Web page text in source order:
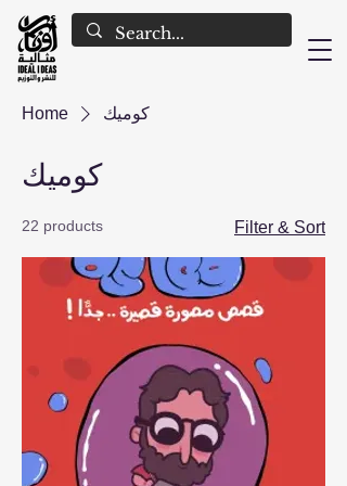
Home كوميك
كوميك
22 products Filter & Sort